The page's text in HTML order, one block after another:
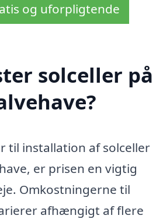
og uforpligtende
solceller på
til installation af solceller
er prisen en vigtig
Omkostningerne til
afhængigt af flere